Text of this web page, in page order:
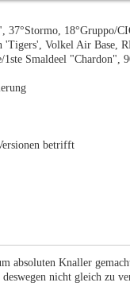
18°Gruppo/
'Tigers', Volkel Air Base,
Smaldeel "Chardon",
betrifft
absoluten Knaller
nicht gleich zu